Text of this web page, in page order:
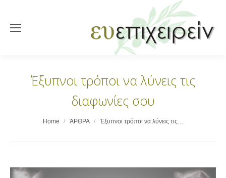
Έξυπνοι τρόποι να λύνεις τις
διαφωνίες σου
You are here:
Home ΆΡΘΡΑ Έξυπνοι τρόποι να λύνεις τις…